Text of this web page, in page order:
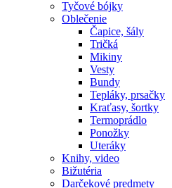
Tyčové bójky
Oblečenie
Čapice, šály
Tričká
Mikiny
Vesty
Bundy
Tepláky, prsačky
Kraťasy, šortky
Termoprádlo
Ponožky
Uteráky
Knihy, video
Bižutéria
Darčekové predmety